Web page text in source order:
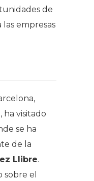
de
las empresas
, ha visitado
se ha
de la
Llibre.
sobre el